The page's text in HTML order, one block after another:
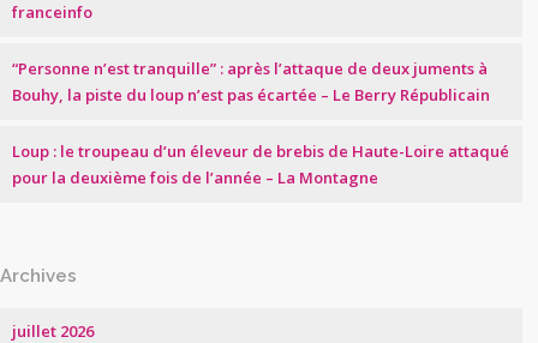
franceinfo
“Personne n’est tranquille” : après l’attaque de deux juments à
Bouhy, la piste du loup n’est pas écartée – Le Berry Républicain
Loup : le troupeau d’un éleveur de brebis de Haute-Loire attaqué
pour la deuxième fois de l’année – La Montagne
Archives
juillet 2026